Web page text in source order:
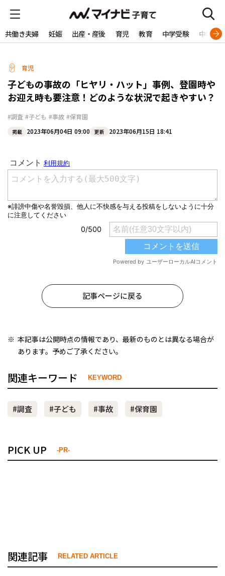
共働き夫婦 妊娠 出産・産後 育児 教育 中学受験 中学生
育児
子どもの事故の「ヒヤリ・ハット」事例、登園時や
お迎え時も要注意！どのような状況で起きやすい？
#調査 #子ども #事故 #保育園
掲載 2023年06月04日 09:00 更新 2023年06月15日 18:41
記事ページに戻る
本記事は公開時点の情報であり、最新のものとは異なる場合が
あります。予めご了承ください。
関連キーワード KEYWORD
#調査 #子ども #事故 #保育園
PICK UP -PR-
関連記事 RELATED ARTICLE